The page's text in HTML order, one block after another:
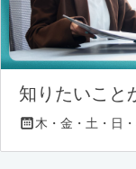
知りたいこと